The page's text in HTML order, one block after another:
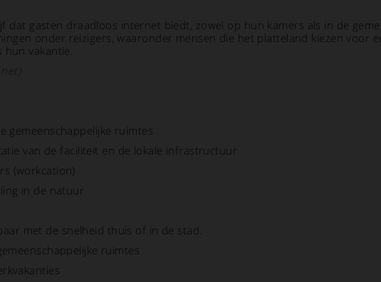
dat gasten draadloos internet biedt, zowel op hun kamers als in de
onder reizigers, waaronder mensen die het platteland kiezen voor
hun vakantie.
gemeenschappelijke ruimtes
van de faciliteit en de lokale infrastructuur
(workcation)
in de natuur
met de snelheid thuis of in de stad.
ruimtes